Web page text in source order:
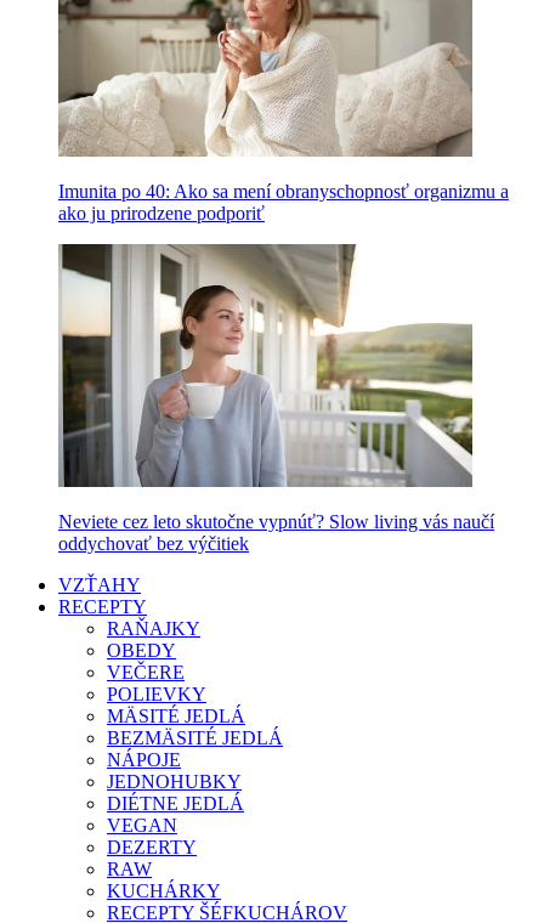
Imunita po 40: Ako sa mení obranyschopnosť organizmu a
ako ju prirodzene podporiť
Neviete cez leto skutočne vypnúť? Slow living vás naučí
oddychovať bez výčitiek
VZŤAHY
RECEPTY
RAŇAJKY
OBEDY
VEČERE
POLIEVKY
MÄSITÉ JEDLÁ
BEZMÄSITÉ JEDLÁ
NÁPOJE
JEDNOHUBKY
DIÉTNE JEDLÁ
VEGAN
DEZERTY
RAW
KUCHÁRKY
RECEPTY ŠÉFKUCHÁROV